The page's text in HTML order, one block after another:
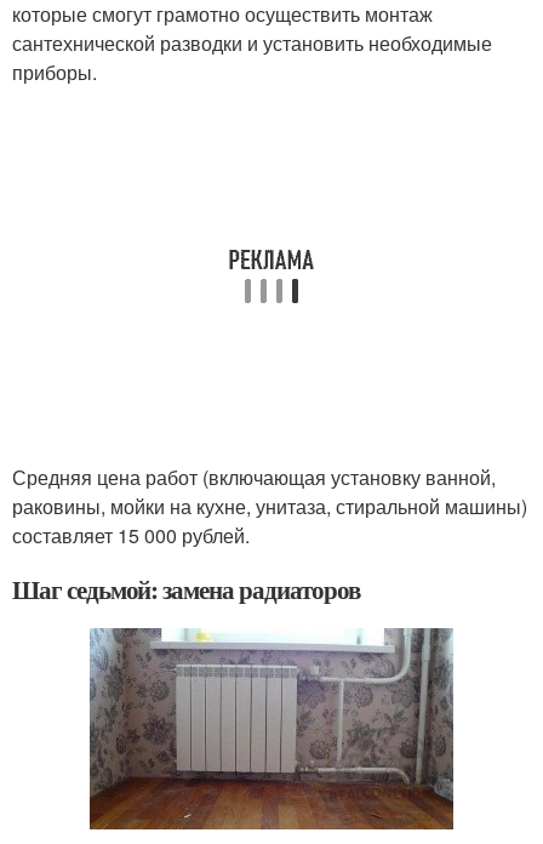
которые смогут грамотно осуществить монтаж
сантехнической разводки и установить необходимые
приборы.
Средняя цена работ (включающая установку ванной,
раковины, мойки на кухне, унитаза, стиральной машины)
составляет 15 000 рублей.
Шаг седьмой: замена радиаторов